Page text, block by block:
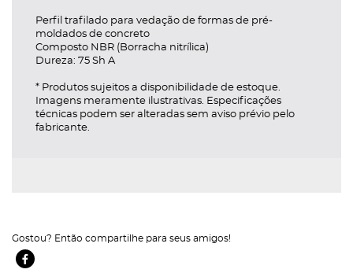
Perfil trafilado para vedação de formas de pré-
moldados de concreto
Composto NBR (Borracha nitrílica)
Dureza: 75 Sh A
* Produtos sujeitos a disponibilidade de estoque.
Imagens meramente ilustrativas. Especificações
técnicas podem ser alteradas sem aviso prévio pelo
fabricante.
Gostou? Então compartilhe para seus amigos!
Facebook Ícone